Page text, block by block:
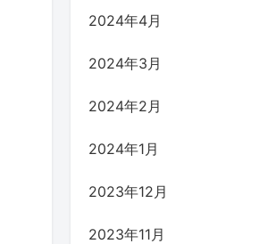
2024年4月
2024年3月
2024年2月
2024年1月
2023年12月
2023年11月